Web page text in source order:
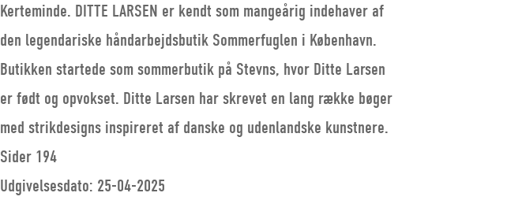
Kerteminde. DITTE LARSEN er kendt som mangeårig indehaver af
den legendariske håndarbejdsbutik Sommerfuglen i København.
Butikken startede som sommerbutik på Stevns, hvor Ditte Larsen
er født og opvokset. Ditte Larsen har skrevet en lang række bøger
med strikdesigns inspireret af danske og udenlandske kunstnere.
Sider 194
Udgivelsesdato: 25-04-2025